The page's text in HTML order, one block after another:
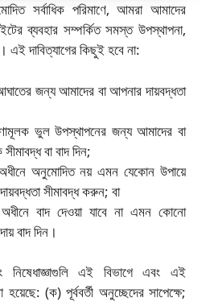
সর্বাধিক পরিমাণে, আমরা আমাদের
ব্যবহার সম্পর্কিত সমস্ত উপস্থাপনা,
এই দাবিত্যাগের কিছুই হবে না:
জন্য আমাদের বা আপনার দায়বদ্ধতা
ভুল উপস্থাপনের জন্য আমাদের বা
বা বাদ দিন;
অনুমোদিত নয় এমন যেকোন উপায়ে
সীমাবদ্ধ করুন; বা
বাদ দেওয়া যাবে না এমন কোনো
বাদ দিন।
নিষেধাজ্ঞাগুলি এই বিভাগে এবং এই
(ক) পূর্ববর্তী অনুচ্ছেদের সাপেক্ষে;